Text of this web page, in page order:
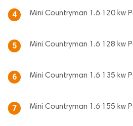
4 Mini Countryman 1.6 120 kw
5 Mini Countryman 1.6 128 kw
6 Mini Countryman 1.6 135 kw
7 Mini Countryman 1.6 155 kw